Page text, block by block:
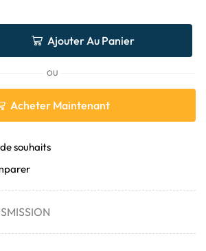
Ajouter Au Panier
OU
Acheter Maintenant
souhaits